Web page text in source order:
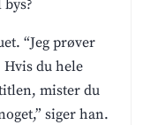
“Jeg prøver
du hele
mister du
siger han.